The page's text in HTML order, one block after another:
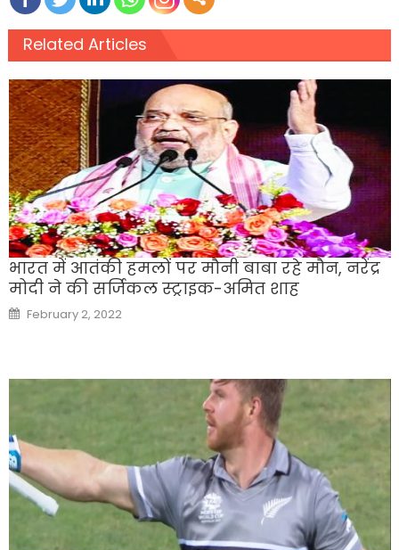
Related Articles
भारत में आतंकी हमलों पर मौनी बाबा रहे मौन, नरेंद्र
मोदी ने की सर्जिकल स्‍ट्राइक-अमित शाह
Posted
on
February 2, 2022